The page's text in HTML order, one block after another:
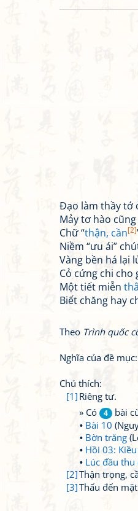
Đạo làm thầy tớ
Mảy tơ hào
Chữ “thận, cần[2]
Niềm “ưu ái”
Vàng bền há lại
Cỏ cứng chi cho
Một tiết miễn
Biết chăng hay
Theo Trình quốc
Nghĩa của đề
Chú thích:
[1] Riêng tư.
» Có
4
bài
Bài 10
Bờn trăng
Hồi 03:
Lúc đầu thu
[2]Thận trọng,
[3]Thấu đến